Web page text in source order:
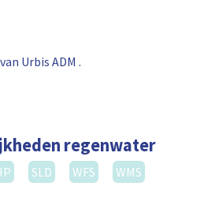
Urbis ADM .
regenwater
SLD WFS WMS